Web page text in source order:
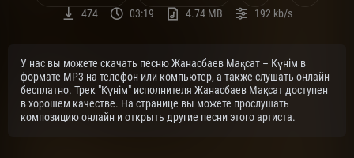
474 03:19 4.74 MB 192 kb/s
У нас вы можете скачать песню Жанасбаев Мақсат – Күнім в
формате MP3 на телефон или компьютер, а также слушать онлайн
бесплатно. Трек "Күнім" исполнителя Жанасбаев Мақсат доступен
в хорошем качестве. На странице вы можете прослушать
композицию онлайн и открыть другие песни этого артиста.